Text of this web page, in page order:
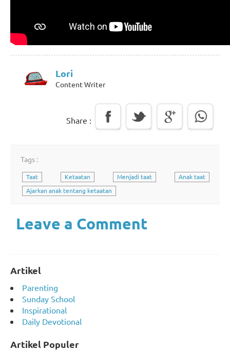
Lori
Content Writer
Share :
Tags :
Taat Ketaatan Menjadi taat
Anak taat
Ajarkan anak tentang ketaatan
Leave a Comment
Artikel
Parenting
Sunday School
Inspirational
Daily Devotional
Artikel Populer